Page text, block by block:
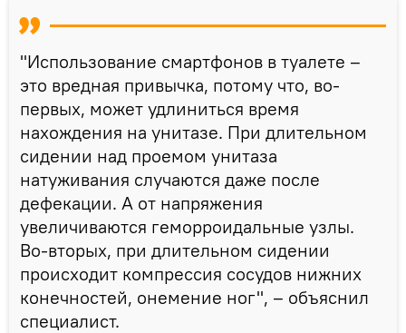
"Использование смартфонов в туалете –
это вредная привычка, потому что, во-
первых, может удлиниться время
нахождения на унитазе. При длительном
сидении над проемом унитаза
натуживания случаются даже после
дефекации. А от напряжения
увеличиваются геморроидальные узлы.
Во-вторых, при длительном сидении
происходит компрессия сосудов нижних
конечностей, онемение ног", – объяснил
специалист.